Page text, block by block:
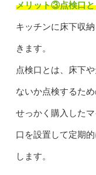
メリット③点検口と
キッチンに床下収
きます。
点検口とは、床下
ないか点検するため
せっかく購入した
口を設置して定期
します。